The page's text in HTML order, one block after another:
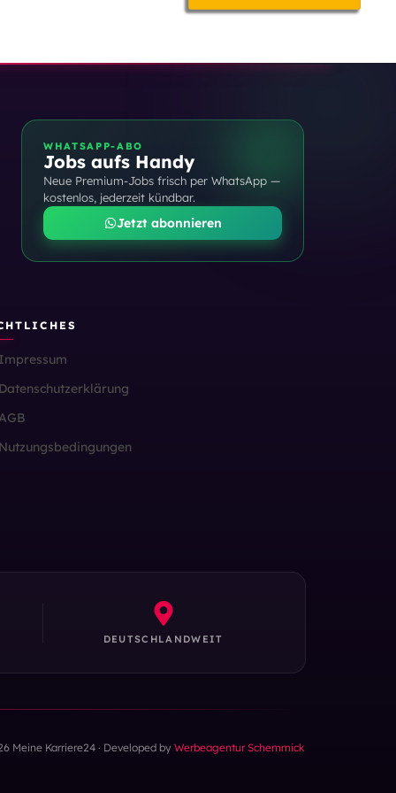
WHATSAPP-ABO
Jobs aufs Handy
Neue Premium-Jobs frisch per WhatsApp —
kostenlos, jederzeit kündbar.
Jetzt abonnieren
Impressum
Datenschutzerklärung
Nutzungsbedingungen
DEUTSCHLANDWEIT
Meine Karriere24 · Developed by Werbeagentur Schemmick